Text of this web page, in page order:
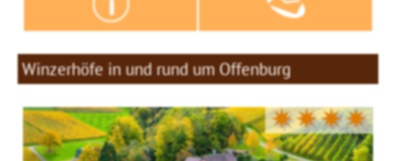
Winzerhöfe in und rund um Offenburg
✷✷✷✷